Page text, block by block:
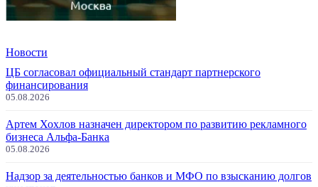
Новости
ЦБ согласовал официальный стандарт партнерского
финансирования
05.08.2026
Артем Хохлов назначен директором по развитию рекламного
бизнеса Альфа-Банка
05.08.2026
Надзор за деятельностью банков и МФО по взысканию долгов